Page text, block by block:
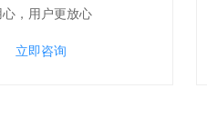
心，用户更放心
立即咨询